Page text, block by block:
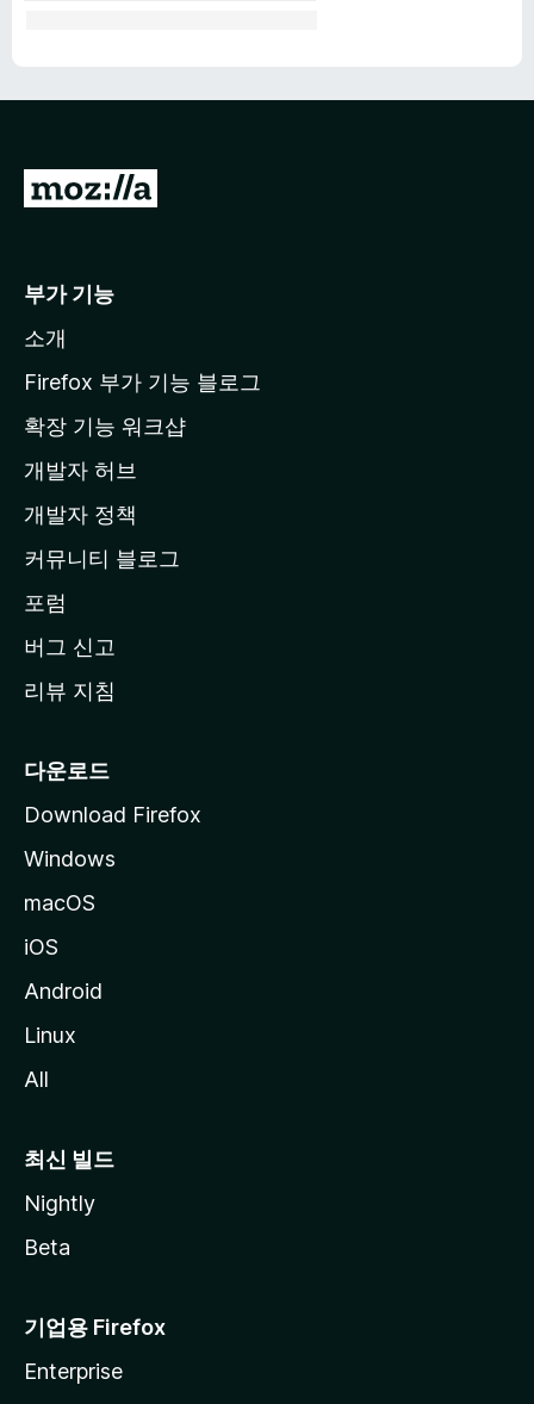
M
l
a
페
이
지
이
동
부가 기능
소개
Firefox 부가 기능 블로그
확장 기능 워크샵
개발자 허브
개발자 정책
커뮤니티 블로그
포럼
버그 신고
리뷰 지침
다운로드
Download Firefox
Windows
macOS
iOS
Android
Linux
All
최신 빌드
Nightly
Beta
기업용 Firefox
Enterprise